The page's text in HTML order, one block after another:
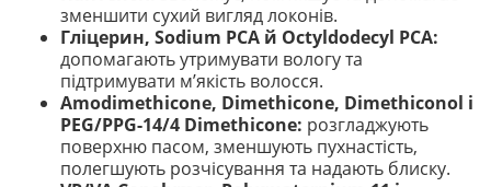
зменшити сухий вигляд локонів.
Гліцерин, Sodium PCA й Octyldodecyl PCA:
допомагають утримувати вологу та
підтримувати м’якість волосся.
Amodimethicone, Dimethicone, Dimethiconol і
PEG/PPG-14/4 Dimethicone: розгладжують
поверхню пасом, зменшують пухнастість,
полегшують розчісування та надають блиску.